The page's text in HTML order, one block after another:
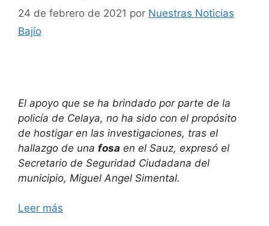
24 de febrero de 2021 por Nuestras Noticias
Bajío
El apoyo que se ha brindado por parte de la
policía de Celaya, no ha sido con el propósito
de hostigar en las investigaciones, tras el
hallazgo de una fosa en el Sauz, expresó el
Secretario de Seguridad Ciudadana del
municipio, Miguel Angel Simental.
Leer más